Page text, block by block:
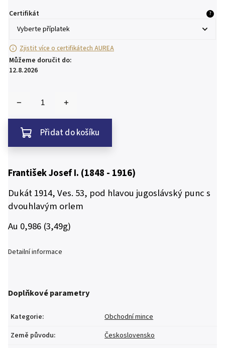
Certifikát ?
Zjistit více o certifikátech AUREA
Můžeme doručit do:
12.8.2026
Přidat do košíku
František Josef I. (1848 - 1916)
Dukát 1914, Ves. 53, pod hlavou jugoslávský punc s
dvouhlavým orlem
Au 0,986 (3,49g)
Detailní informace
Doplňkové parametry
Kategorie:
Obchodní mince
Země původu:
Československo